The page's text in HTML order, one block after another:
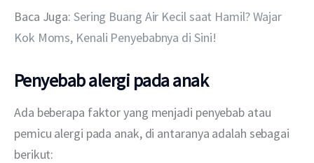
Baca Juga: Sering Buang Air Kecil saat Hamil? Wajar
Kok Moms, Kenali Penyebabnya di Sini!
Penyebab alergi pada anak
Ada beberapa faktor yang menjadi penyebab atau
pemicu alergi pada anak, di antaranya adalah sebagai
berikut: